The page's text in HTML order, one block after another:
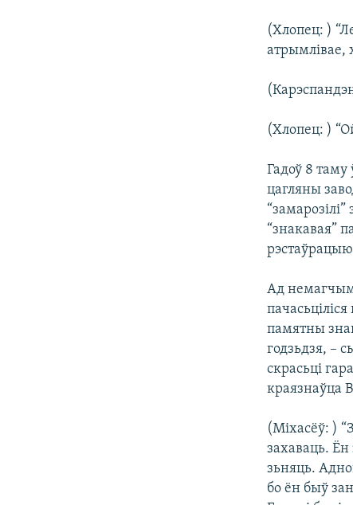
(Хлопец: )
атрымлівае,
(Хлопец: )
Гадоў 8 таму
цагляны
“знакавая”
Ад
памятны
годзьдзя, –
скрасьці
краязнаўца
(Міхасёў: )
захаваць. Ён
зьняць.
бо ён быў